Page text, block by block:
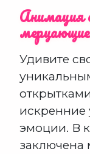
мерцающие
Удивите
эмоции. В
заключена